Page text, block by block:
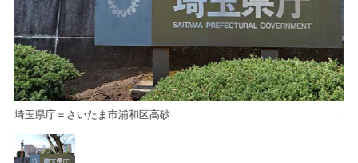
埼玉県庁＝さいたま市浦和区高砂